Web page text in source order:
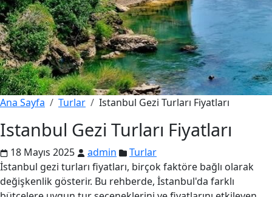
Ana Sayfa Turlar Istanbul Gezi Turları Fiyatları
Istanbul Gezi Turları Fiyatları
18 Mayıs 2025 admin
Turlar
İstanbul gezi turları fiyatları, birçok faktöre bağlı olarak
değişkenlik gösterir. Bu rehberde, İstanbul'da farklı